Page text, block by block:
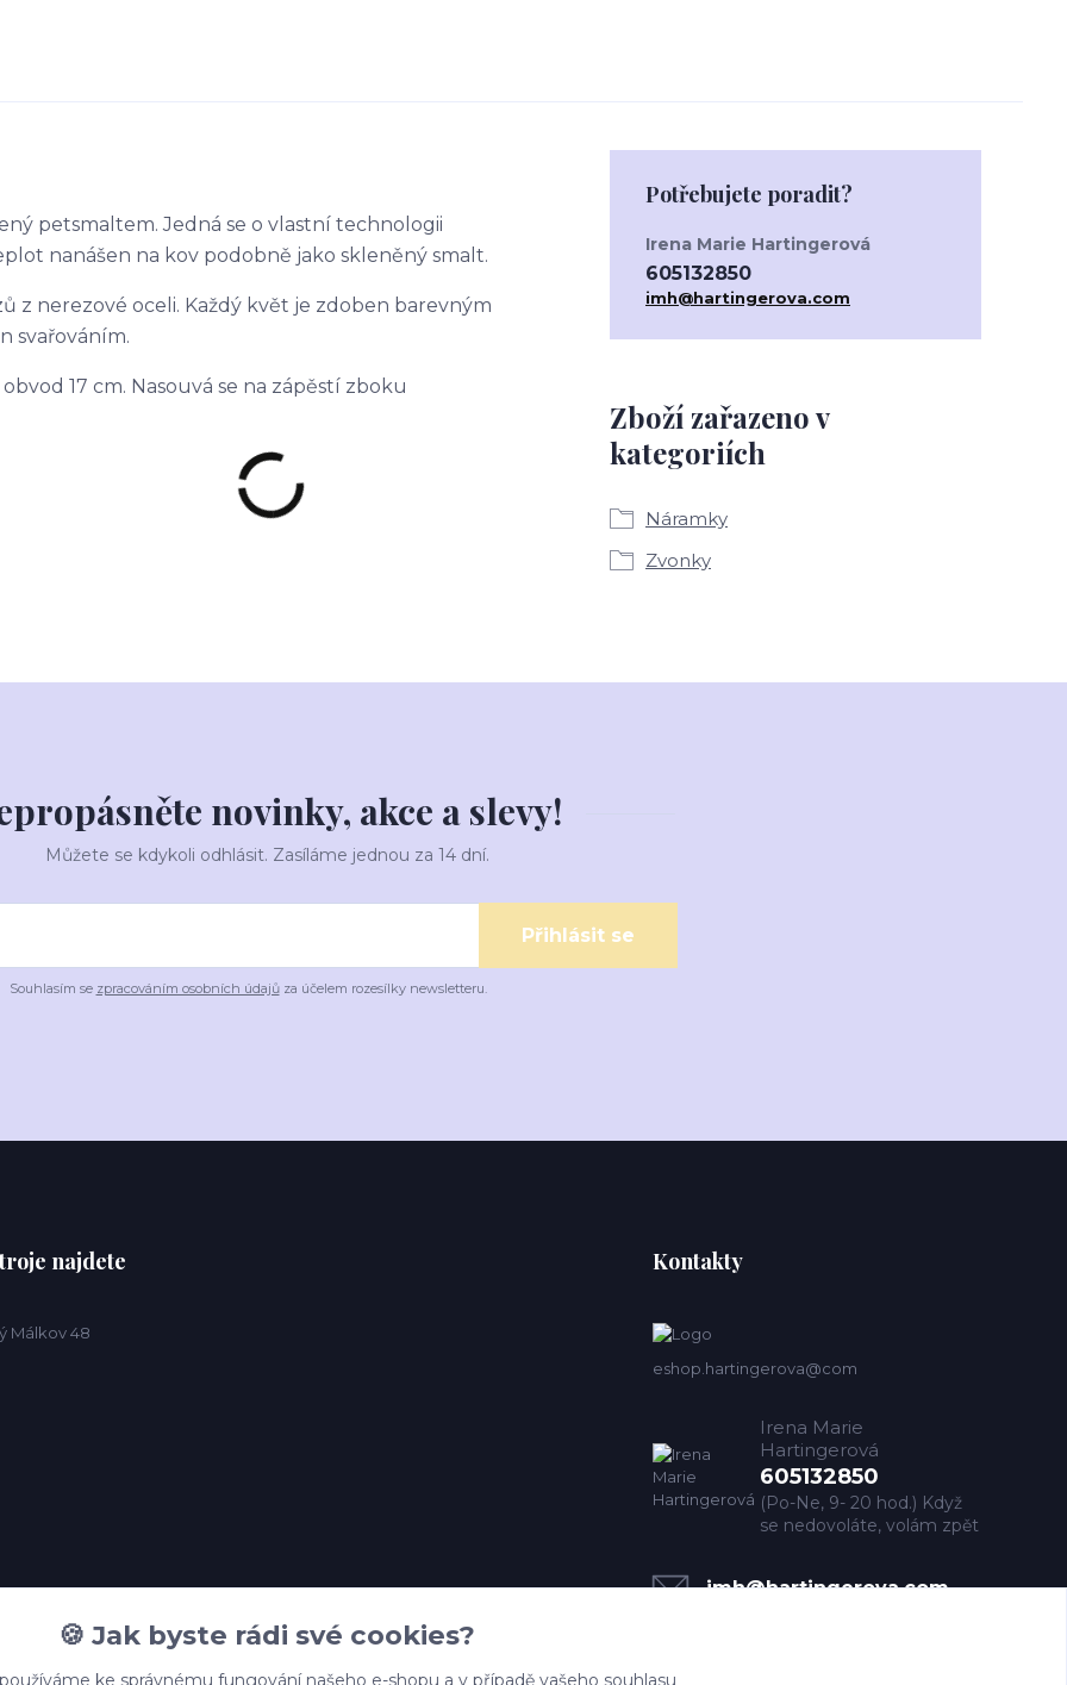
petsmaltem. Jedná se o vlastní technologii
nanášen na kov podobně jako skleněný smalt.
z nerezové oceli. Každý květ je zdoben barevným
svařováním.
17 cm. Nasouvá se na zápěstí zboku
Zboží zařazeno v
kategoriích
Náramky
Zvonky
Potřebujete poradit?
Irena Marie Hartingerová
605132850
imh@hartingerova.com
novinky, akce a slevy!
Můžete se kdykoli odhlásit. Zasíláme jednou za 14 dní.
Přihlásit se
Souhlasím se zpracováním osobních údajůza účelem rozesílky newsletteru.
najdete
Málkov 48
Kontakty
eshop.hartingerova@com
Irena Marie
Hartingerová
605132850
(Po-Ne, 9- 20 hod.) Když
se nedovoláte, volám zpět
imh@hartingerova.com
🍪 Jak byste rádi své cookies?
ke správnému fungování našeho e-shopu a v případě vašeho souhlasu